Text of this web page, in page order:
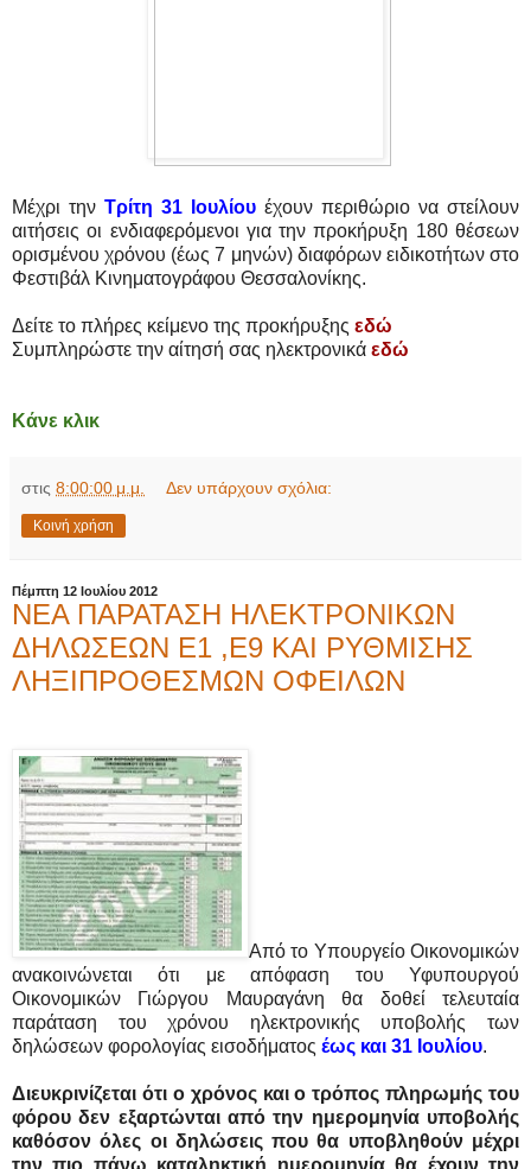
Μέχρι την Τρίτη 31 Ιουλίου έχουν περιθώριο να στείλουν
αιτήσεις οι ενδιαφερόμενοι για την προκήρυξη 180 θέσεων
ορισμένου χρόνου (έως 7 μηνών) διαφόρων ειδικοτήτων στο
Φεστιβάλ Κινηματογράφου Θεσσαλονίκης.
Δείτε το πλήρες κείμενο της προκήρυξης εδώ
Συμπληρώστε την αίτησή σας ηλεκτρονικά εδώ
Κάνε κλικ
στις 8:00:00 μ.μ. Δεν υπάρχουν σχόλια:
Κοινή χρήση
Πέμπτη 12 Ιουλίου 2012
ΝΕΑ ΠΑΡΑΤΑΣΗ ΗΛΕΚΤΡΟΝΙΚΩΝ
ΔΗΛΩΣΕΩΝ Ε1 ,Ε9 ΚΑΙ ΡΥΘΜΙΣΗΣ
ΛΗΞΙΠΡΟΘΕΣΜΩΝ ΟΦΕΙΛΩΝ
Από το Υπουργείο Οικονομικών
ανακοινώνεται ότι με απόφαση του Υφυπουργού
Οικονομικών Γιώργου Μαυραγάνη θα δοθεί τελευταία
παράταση του χρόνου ηλεκτρονικής υποβολής των
δηλώσεων φορολογίας εισοδήματος έως και 31 Ιουλίου.
Διευκρινίζεται ότι ο χρόνος και ο τρόπος πληρωμής του
φόρου δεν εξαρτώνται από την ημερομηνία υποβολής
καθόσον όλες οι δηλώσεις που θα υποβληθούν μέχρι